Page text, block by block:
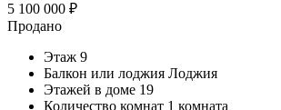
5 100 000 ₽
Продано
Этаж 9
Балкон или лоджия Лоджия
Этажей в доме 19
Количество комнат 1 комната